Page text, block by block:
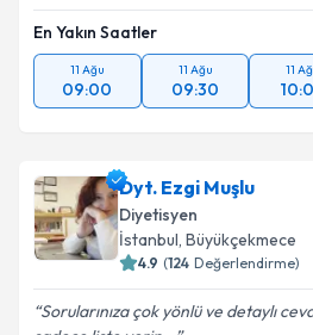
En Yakın Saatler
11 Ağu
09:00
11 Ağu
09:30
11
Dyt. Ezgi Muşlu
Diyetisyen
İstanbul Büyükçekmece
4.9 (124 Değerlendirme)
Sorularınıza çok yönlü ve detaylı